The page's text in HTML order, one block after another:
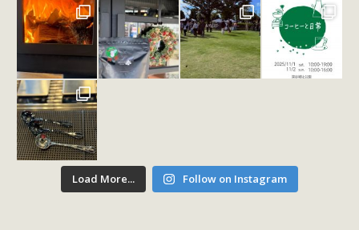
Load More... Follow on Instagram